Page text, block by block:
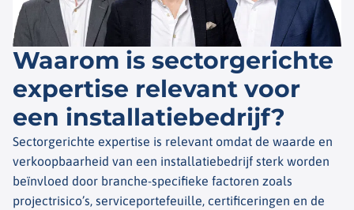
Waarom is sectorgerichte
expertise relevant voor
een installatiebedrijf?
Sectorgerichte expertise is relevant omdat de waarde en
verkoopbaarheid van een installatiebedrijf sterk worden
beïnvloed door branche-specifieke factoren zoals
projectrisico’s, serviceportefeuille, certificeringen en de